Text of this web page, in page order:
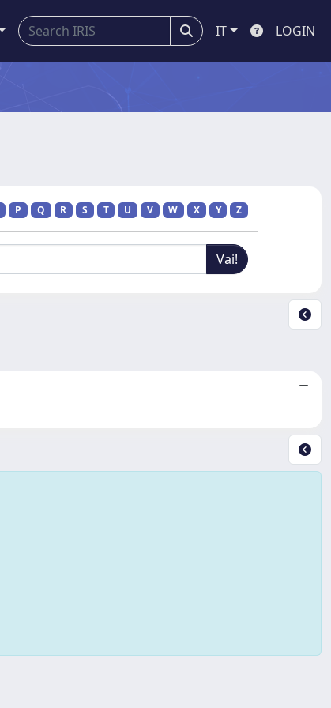
IT LOGIN
P Q R S T U V W X Y Z